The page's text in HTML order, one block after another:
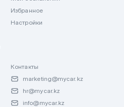
Избранное
Настройки
Контакты
marketing@mycar.kz
hr@mycar.kz
info@mycar.kz